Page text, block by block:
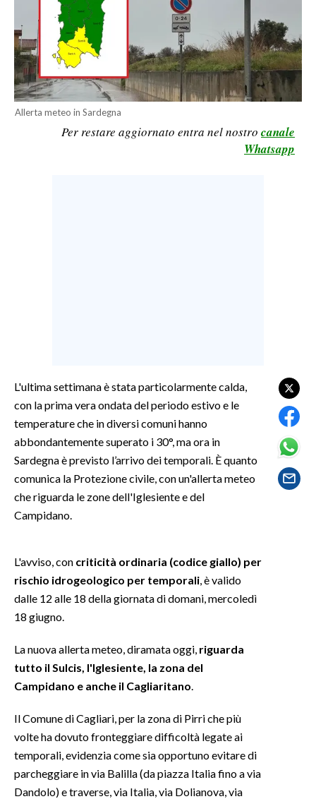
ECONOMIA
SERVIZI ALLE IMPRESE
LAVORO
BANDI
SPORT IN SARDEGNA
SPETTACOLI
GOSSIP
SALUTE
NOTIZIE
EVENTI
#CARAUNIONE
3 MINUTI CON
INSULARITÀ
INFO AZIENDE
ABBONATI
NECROLOGI
Allerta meteo in Sardegna
Per restare aggiornato entra nel nostro canale
Whatsapp
L'ultima settimana è stata particolarmente calda,
con la prima vera ondata del periodo estivo e le
temperature che in diversi comuni hanno
abbondantemente superato i 30°, ma ora in
Sardegna è previsto l’arrivo dei temporali. È quanto
comunica la Protezione civile, con un'allerta meteo
che riguarda le zone dell'Iglesiente e del
Campidano.
L'avviso, con criticità ordinaria (codice giallo) per
rischio idrogeologico per temporali , è valido
dalle 12 alle 18 della giornata di domani, mercoledì
18 giugno.
La nuova allerta meteo, diramata oggi, riguarda
tutto il Sulcis, l'Iglesiente, la zona del
Campidano e anche il Cagliaritano
Il Comune di Cagliari, per la zona di Pirri che più
volte ha dovuto fronteggiare difficoltà legate ai
temporali, evidenzia come sia opportuno evitare di
parcheggiare in via Balilla (da piazza Italia fino a via
Dandolo) e traverse, via Italia, via Dolianova, via